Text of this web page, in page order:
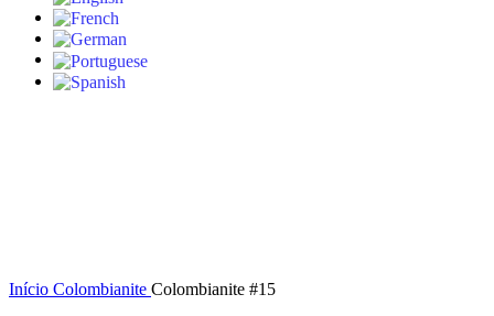
Início Colombianite Colombianite #15